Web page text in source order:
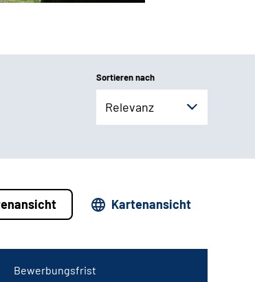
Sortieren nach
Relevanz
Kartenansicht
Bewerbungsfrist